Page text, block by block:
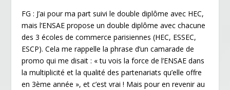
FG : J’ai pour ma part suivi le double diplôme avec HEC,
mais l’ENSAE propose un double diplôme avec chacune
des 3 écoles de commerce parisiennes (HEC, ESSEC,
ESCP). Cela me rappelle la phrase d’un camarade de
promo qui me disait : « tu vois la force de l’ENSAE dans
la multiplicité et la qualité des partenariats qu’elle offre
en 3ème année », et c’est vrai ! Mais pour en revenir au